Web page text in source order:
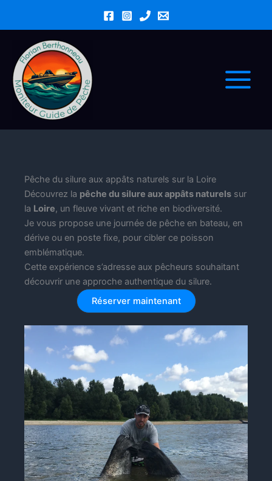
Main
Pêche du silure aux appâts naturels sur la Loire
Découvrez la pêche du silure aux appâts naturels sur
la Loire, un fleuve vivant et riche en biodiversité.
Je vous propose une journée de pêche en bateau, en
dérive ou en poste fixe, pour cibler ce poisson
emblématique.
Cette expérience s’adresse aux pêcheurs souhaitant
découvrir une approche authentique du silure.
Réserver maintenant